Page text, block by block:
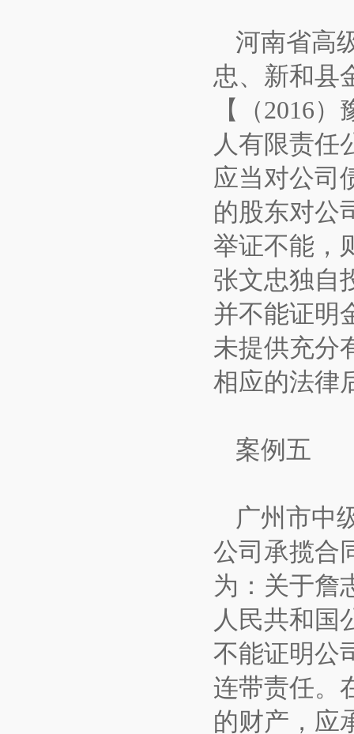
河南省高
忠、新和县
【（2016
人有限责任
应当对公司
的股东对公
举证不能，
张文忠独自
并不能证明
未提供充分
相应的法律
案例五
广州市中
公司承揽合
为：关于詹
人民共和国
不能证明公
连带责任。
的财产，应